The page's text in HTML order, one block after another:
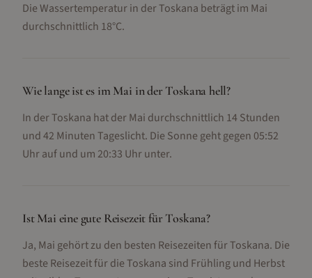
Die Wassertemperatur in der Toskana beträgt im Mai
durchschnittlich 18°C.
Wie lange ist es im Mai in der Toskana hell?
In der Toskana hat der Mai durchschnittlich 14 Stunden
und 42 Minuten Tageslicht. Die Sonne geht gegen 05:52
Uhr auf und um 20:33 Uhr unter.
Ist Mai eine gute Reisezeit für Toskana?
Ja, Mai gehört zu den besten Reisezeiten für Toskana. Die
beste Reisezeit für die Toskana sind Frühling und Herbst